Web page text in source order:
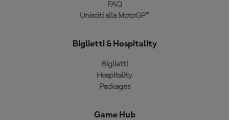
FAQ
Unisciti alla MotoGP™
Biglietti & Hospitality
Biglietti
Hospitality
Packages
Game Hub